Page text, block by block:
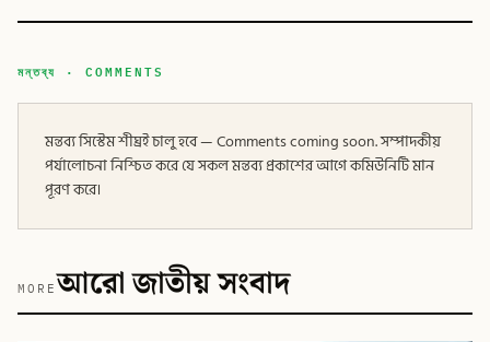
মন্তব্য · COMMENTS
মন্তব্য সিস্টেম শীঘ্রই চালু হবে — Comments coming soon. সম্পাদকীয়
পর্যালোচনা নিশ্চিত করে যে সকল মন্তব্য প্রকাশের আগে কমিউনিটি মান
পূরণ করে।
MOREআরো জাতীয় সংবাদ